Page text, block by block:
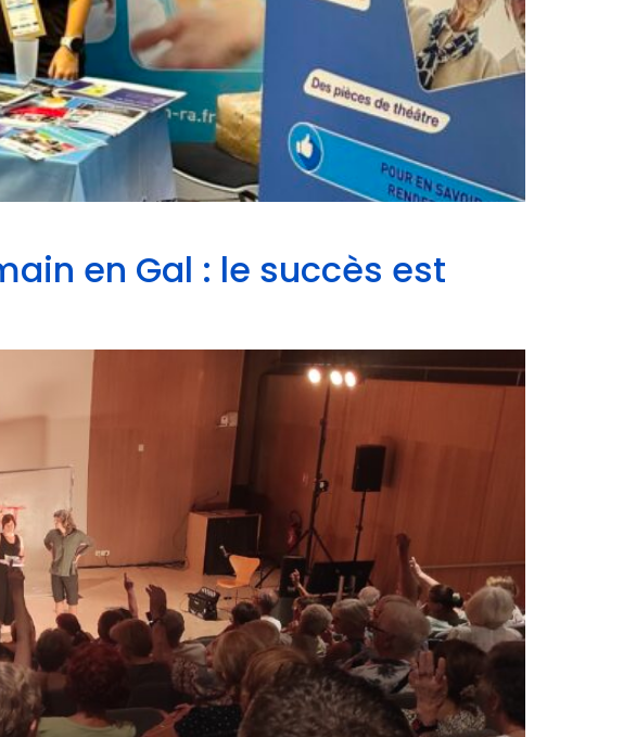
en Gal : le succès est